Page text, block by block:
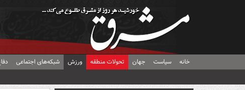
خانه سیاست جهان تحولات منطقه ورزش شبکه‌های اجتماعی